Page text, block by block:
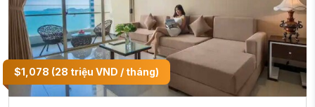
$1,078 (28 triệu VND / tháng)